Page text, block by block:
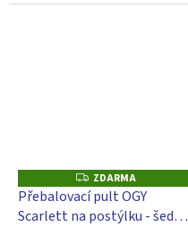
Z
D
A
R
M
ZDARMA
Přebalovací pult OGY
Scarlett na postýlku - šedý -